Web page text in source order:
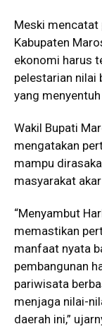
Meski mencatat
Kabupaten
ekonomi harus
pelestarian nilai
yang
Wakil Bupati
mengatakan
mampu
masyarakat
“Menyambut
memastikan
manfaat nyata
pembangunan
pariwisata
menjaga nilai-
daerah ini,”